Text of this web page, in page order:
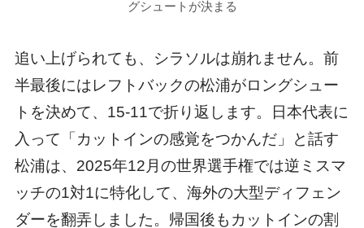
グシュートが決まる
追い上げられても、シラソルは崩れません。前
半最後にはレフトバックの松浦がロングシュー
トを決めて、15-11で折り返します。日本代表に
入って「カットインの感覚をつかんだ」と話す
松浦は、2025年12月の世界選手権では逆ミスマ
ッチの1対1に特化して、海外の大型ディフェン
ダーを翻弄しました。帰国後もカットインの割